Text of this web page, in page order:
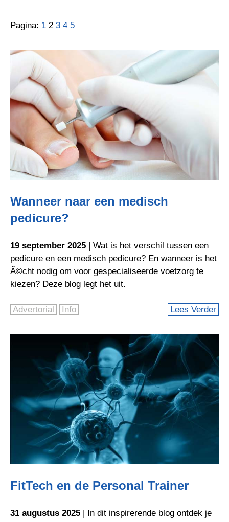
Pagina: 1 2 3 4 5
Wanneer naar een medisch
pedicure?
19 september 2025 | Wat is het verschil tussen een
pedicure en een medisch pedicure? En wanneer is het
Ã©cht nodig om voor gespecialiseerde voetzorg te
kiezen? Deze blog legt het uit.
Advertorial Info Lees Verder
FitTech en de Personal Trainer
31 augustus 2025 | In dit inspirerende blog ontdek je